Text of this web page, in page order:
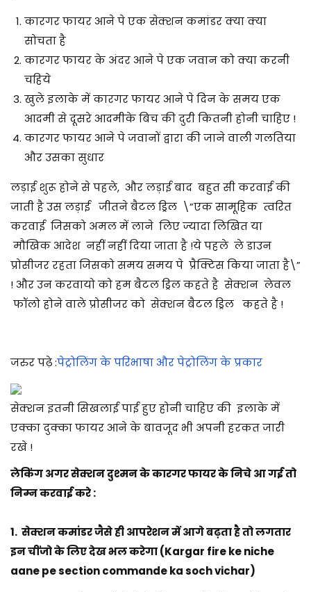
कारगर फायर आने पे एक सेक्शन कमांडर क्या क्या
सोचता है
कारगर फायर के अंदर आने पे एक जवान को क्या करनी
चहिये
खुले इलाके में कारगर फायर आने पे दिन के समय एक
आदमी से दूसरे आदमीके बिच की दुरी कितनी होनी चाहिए !
कारगर फायर आने पे जवानों द्वारा की जाने वाली गलतिया
और उसका सुधार
लड़ाई शुरू होने से पहले, और लड़ाई बाद बहुत सी करवाई की
जाती है उस लड़ाई जीतनेबैटल ड्रिल \”एक सामूहिक त्वरित
करवाई जिसको अमल में लाने लिए ज्यादा लिखित या
मौखिक आदेश नहीं नहीं दिया जाता है !ये पहले ले डाउन
प्रोसीजर रहता जिसको समय समय पे प्रैक्टिस किया जाता है\”
! और उन करवायो को हम बैटल ड्रिल कहते है सेक्शन लेवल
फॉलो होने वाले प्रोसीजर को सेक्शन बैटल ड्रिल कहते है !
जरुर पढ़े :पेट्रोलिंग के परिभाषा और पेट्रोलिंग के प्रकार
सेक्शन इतनी सिखलाई पाई हुए होनी चाहिए की इलाके में
एक्का दुक्का फायर आने के बावजूद भी अपनी हरकत जारी
रखे !
लेकिंग अगर सेक्शन दुश्मन के कारगर फायर के निचे आ गई तो
निम्न करवाई करे :
1. सेक्शन कमांडर जैसे ही आपरेशन में आगे बढ़ता है तो लगतार
इन चींजो के लिए देख भल करेगा (Kargar fire ke niche
aane pe section commande ka soch vichar)